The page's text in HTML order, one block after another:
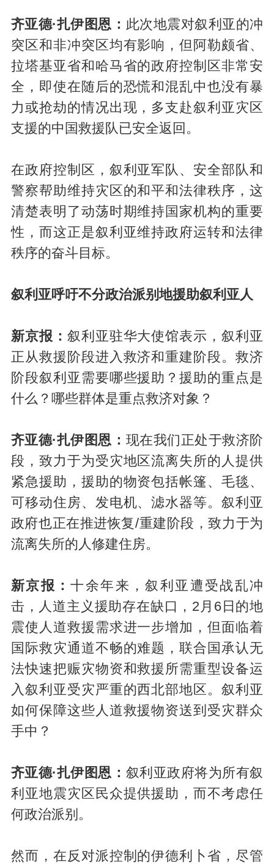
齐亚德·扎伊图恩： 此次地震对叙利亚的冲
突区和非冲突区均有影响，但阿勒颇省、
拉塔基亚省和哈马省的政府控制区非常安
全，即使在随后的恐慌和混乱中也没有暴
力或抢劫的情况出现，多支赴叙利亚灾区
支援的中国救援队已安全返回。
在政府控制区，叙利亚军队、安全部队和
警察帮助维持灾区的和平和法律秩序，这
清楚表明了动荡时期维持国家机构的重要
性，而这正是叙利亚维持政府运转和法律
秩序的奋斗目标。
叙利亚呼吁不分政治派别地援助叙利亚人
新京报： 叙利亚驻华大使馆表示，叙利亚
正从救援阶段进入救济和重建阶段。救济
阶段叙利亚需要哪些援助？援助的重点是
什么？哪些群体是重点救济对象？
齐亚德·扎伊图恩： 现在我们正处于救济阶
段，致力于为受灾地区流离失所的人提供
紧急援助，援助的物资包括帐篷、毛毯、
可移动住房、发电机、滤水器等。叙利亚
政府也正在推进恢复/重建阶段，致力于为
流离失所的人修建住房。
新京报：十余年来，叙利亚遭受战乱冲
击，人道主义援助存在缺口，2月6日的地
震使人道救援需求进一步增加，但面临着
国际救灾通道不畅的难题，联合国承认无
法快速把赈灾物资和救援所需重型设备运
入叙利亚受灾严重的西北部地区。叙利亚
如何保障这些人道救援物资送到受灾群众
手中？
齐亚德·扎伊图恩： 叙利亚政府将为所有叙
利亚地震灾区民众提供援助，而不考虑任
何政治派别。
然而，在反对派控制的伊德利卜省，尽管